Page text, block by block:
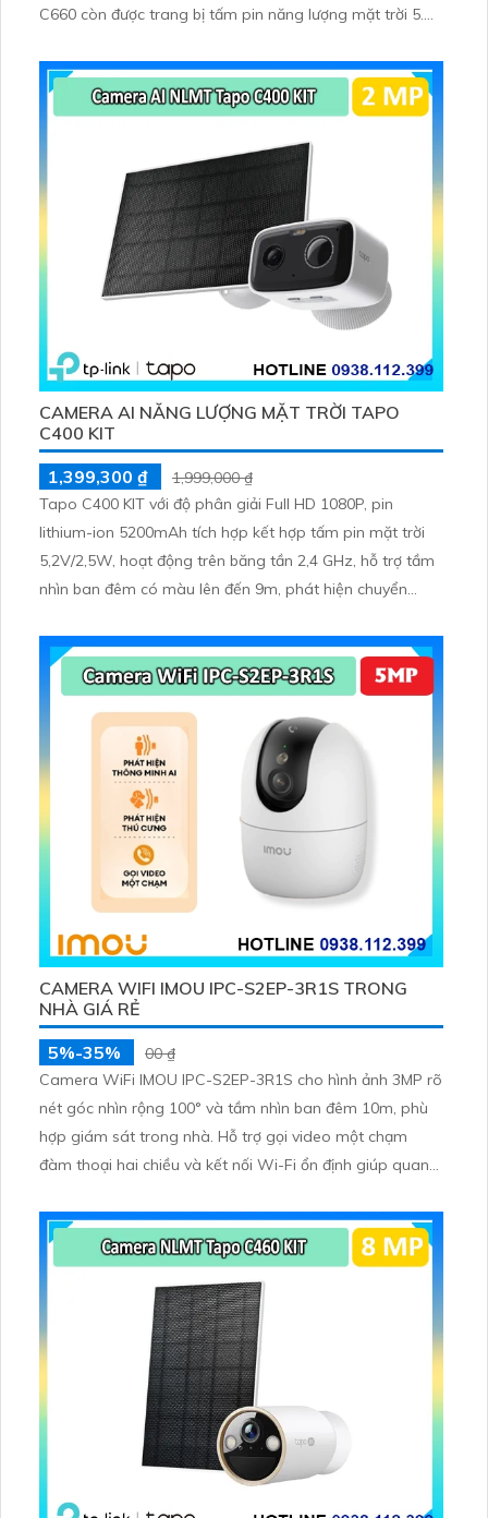
C660 còn được trang bị tấm pin năng lượng mặt trời 5.
tiện, lưu trữ thẻ microSD tối đa 512 GB
CAMERA AI NĂNG LƯỢNG MẶT TRỜI TAPO
C400 KIT
1,399,300 ₫
1,999,000 ₫
Tapo C400 KIT với độ phân giải Full HD 1080P, pin
lithium-ion 5200mAh tích hợp kết hợp tấm pin mặt trời
5,2V/2,5W, hoạt động trên băng tần 2,4 GHz, hỗ trợ tầm
nhìn ban đêm có màu lên đến 9m, phát hiện chuyển
thẻ microSD lên đến 512GB
CAMERA WIFI IMOU IPC-S2EP-3R1S TRONG
NHÀ GIÁ RẺ
5%-35%
00 ₫
Camera WiFi IMOU IPC-S2EP-3R1S cho hình ảnh 3MP rõ
nét góc nhìn rộng 100° và tầm nhìn ban đêm 10m, phù
hợp giám sát trong nhà. Hỗ trợ gọi video một chạm
đàm thoại hai chiều và kết nối Wi-Fi ổn định giúp quan
256GB hoặc lưu đám mây dễ lắp đặt cho gia đình và văn
phòng nhỏ.